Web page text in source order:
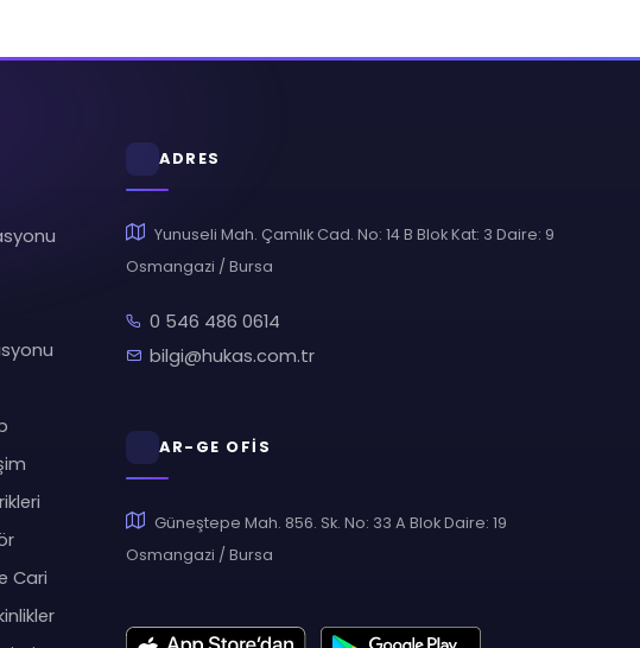
Cari
ADRES
Yunuseli Mah. Çamlık Cad. No: 14 B Blok Kat: 3 Daire: 9
Osmangazi / Bursa
0 546 486 0614
bilgi@hukas.com.tr
AR-GE OFİS
Güneştepe Mah. 856. Sk. No: 33 A Blok Daire: 19
Osmangazi / Bursa